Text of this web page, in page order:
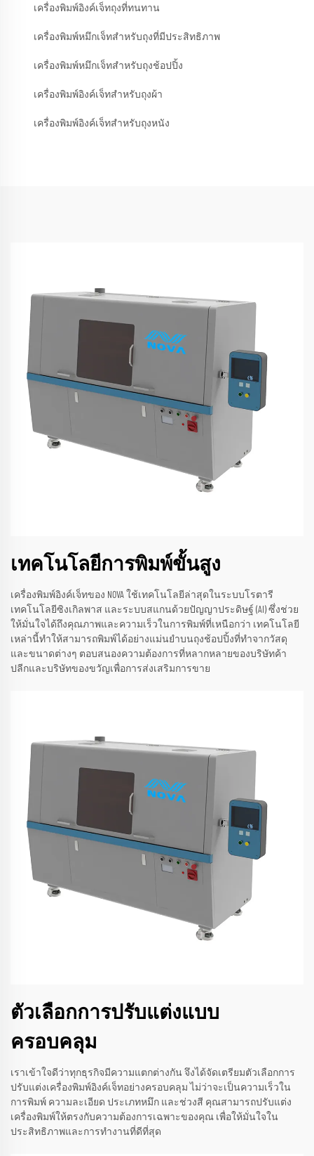
เครื่องพิมพ์อิงค์เจ็ทถุงที่ทนทาน
เครื่องพิมพ์หมึกเจ็ทสำหรับถุงที่มีประสิทธิภาพ
เครื่องพิมพ์หมึกเจ็ทสำหรับถุงช้อปปิ้ง
เครื่องพิมพ์อิงค์เจ็ทสำหรับถุงผ้า
เครื่องพิมพ์อิงค์เจ็ทสำหรับถุงหนัง
เทคโนโลยีการพิมพ์ขั้นสูง
เครื่องพิมพ์อิงค์เจ็ทของ NOVA ใช้เทคโนโลยีล่าสุดในระบบโรตารี
เทคโนโลยีซิงเกิลพาส และระบบสแกนด้วยปัญญาประดิษฐ์ (AI) ซึ่งช่วย
ให้มั่นใจได้ถึงคุณภาพและความเร็วในการพิมพ์ที่เหนือกว่า เทคโนโลยี
เหล่านี้ทำให้สามารถพิมพ์ได้อย่างแม่นยำบนถุงช้อปปิ้งที่ทำจากวัสดุ
และขนาดต่างๆ ตอบสนองความต้องการที่หลากหลายของบริษัทค้า
ปลีกและบริษัทของขวัญเพื่อการส่งเสริมการขาย
ตัวเลือกการปรับแต่งแบบ
ครอบคลุม
เราเข้าใจดีว่าทุกธุรกิจมีความแตกต่างกัน จึงได้จัดเตรียมตัวเลือกการ
ปรับแต่งเครื่องพิมพ์อิงค์เจ็ทอย่างครอบคลุม ไม่ว่าจะเป็นความเร็วใน
การพิมพ์ ความละเอียด ประเภทหมึก และช่วงสี คุณสามารถปรับแต่ง
เครื่องพิมพ์ให้ตรงกับความต้องการเฉพาะของคุณ เพื่อให้มั่นใจใน
ประสิทธิภาพและการทำงานที่ดีที่สุด